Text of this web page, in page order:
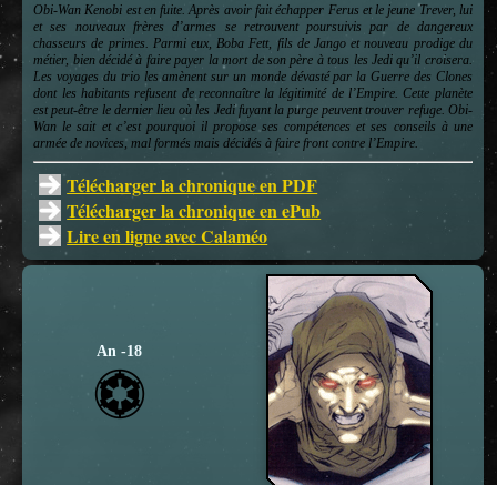
Obi-Wan Kenobi est en fuite. Après avoir fait échapper Ferus et le jeune Trever, lui
et ses nouveaux frères d’armes se retrouvent poursuivis par de dangereux
chasseurs de primes. Parmi eux, Boba Fett, fils de Jango et nouveau prodige du
métier, bien décidé à faire payer la mort de son père à tous les Jedi qu’il croisera.
Les voyages du trio les amènent sur un monde dévasté par la Guerre des Clones
dont les habitants refusent de reconnaître la légitimité de l’Empire. Cette planète
est peut-être le dernier lieu où les Jedi fuyant la purge peuvent trouver refuge. Obi-
Wan le sait et c’est pourquoi il propose ses compétences et ses conseils à une
armée de novices, mal formés mais décidés à faire front contre l’Empire.
Télécharger la chronique en PDF
Télécharger la chronique en ePub
Lire en ligne avec Calaméo
An -18